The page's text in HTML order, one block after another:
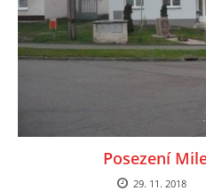
Posezení
29. 11. 2018